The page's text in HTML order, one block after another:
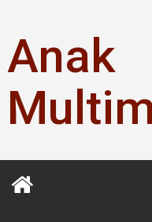
content
Anak